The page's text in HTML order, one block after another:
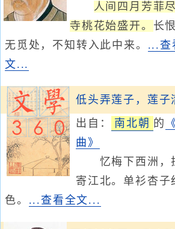
人间四月芳菲
寺桃花始盛开。 长
无觅处，不知转入此中来。 ...查
文...
低头弄莲子，莲子
出自： 南北朝 的
曲》
忆梅下西洲，
寄江北。单衫杏子
色。 ...查看全文...